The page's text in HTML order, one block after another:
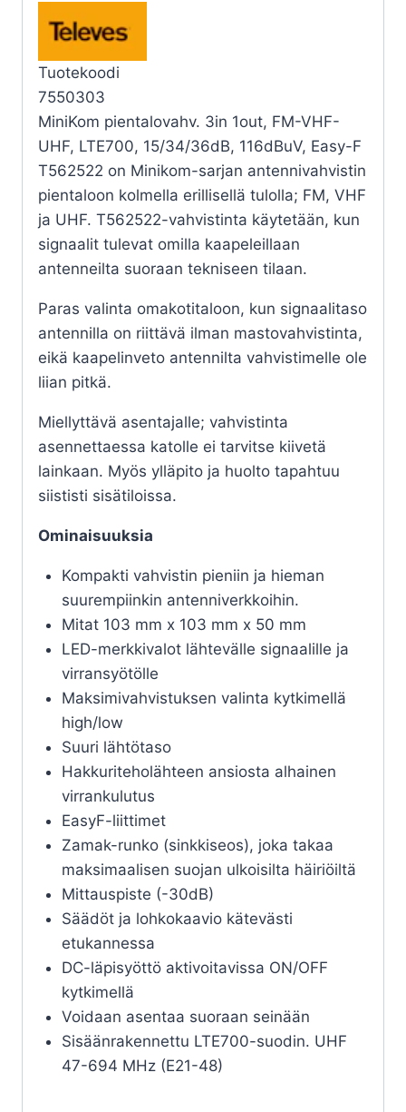
Tuotekoodi
7550303
MiniKom pientalovahv. 3in 1out, FM-VHF-
UHF, LTE700, 15/34/36dB, 116dBuV, Easy-F
T562522 on Minikom-sarjan antennivahvistin
pientaloon kolmella erillisellä tulolla; FM, VHF
ja UHF. T562522-vahvistinta käytetään, kun
signaalit tulevat omilla kaapeleillaan
antenneilta suoraan tekniseen tilaan.
Paras valinta omakotitaloon, kun signaalitaso
antennilla on riittävä ilman mastovahvistinta,
eikä kaapelinveto antennilta vahvistimelle ole
liian pitkä.
Miellyttävä asentajalle; vahvistinta
asennettaessa katolle ei tarvitse kiivetä
lainkaan. Myös ylläpito ja huolto tapahtuu
siististi sisätiloissa.
Ominaisuuksia
Kompakti vahvistin pieniin ja hieman
suurempiinkin antenniverkkoihin.
Mitat 103 mm x 103 mm x 50 mm
LED-merkkivalot lähtevälle signaalille ja
virransyötölle
Maksimivahvistuksen valinta kytkimellä
high/low
Suuri lähtötaso
Hakkuriteholähteen ansiosta alhainen
virrankulutus
EasyF-liittimet
Zamak-runko (sinkkiseos), joka takaa
maksimaalisen suojan ulkoisilta häiriöiltä
Mittauspiste (-30dB)
Säädöt ja lohkokaavio kätevästi
etukannessa
DC-läpisyöttö aktivoitavissa ON/OFF
kytkimellä
Voidaan asentaa suoraan seinään
Sisäänrakennettu LTE700-suodin. UHF
47-694 MHz (E21-48)